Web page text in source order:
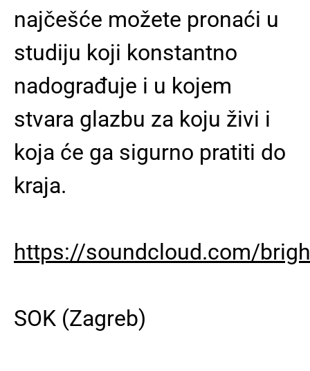
najčešće možete pronaći u
studiju koji konstantno
nadograđuje i u kojem
stvara glazbu za koju živi i
koja će ga sigurno pratiti do
kraja.
https://soundcloud.com/
SOK (Zagreb)